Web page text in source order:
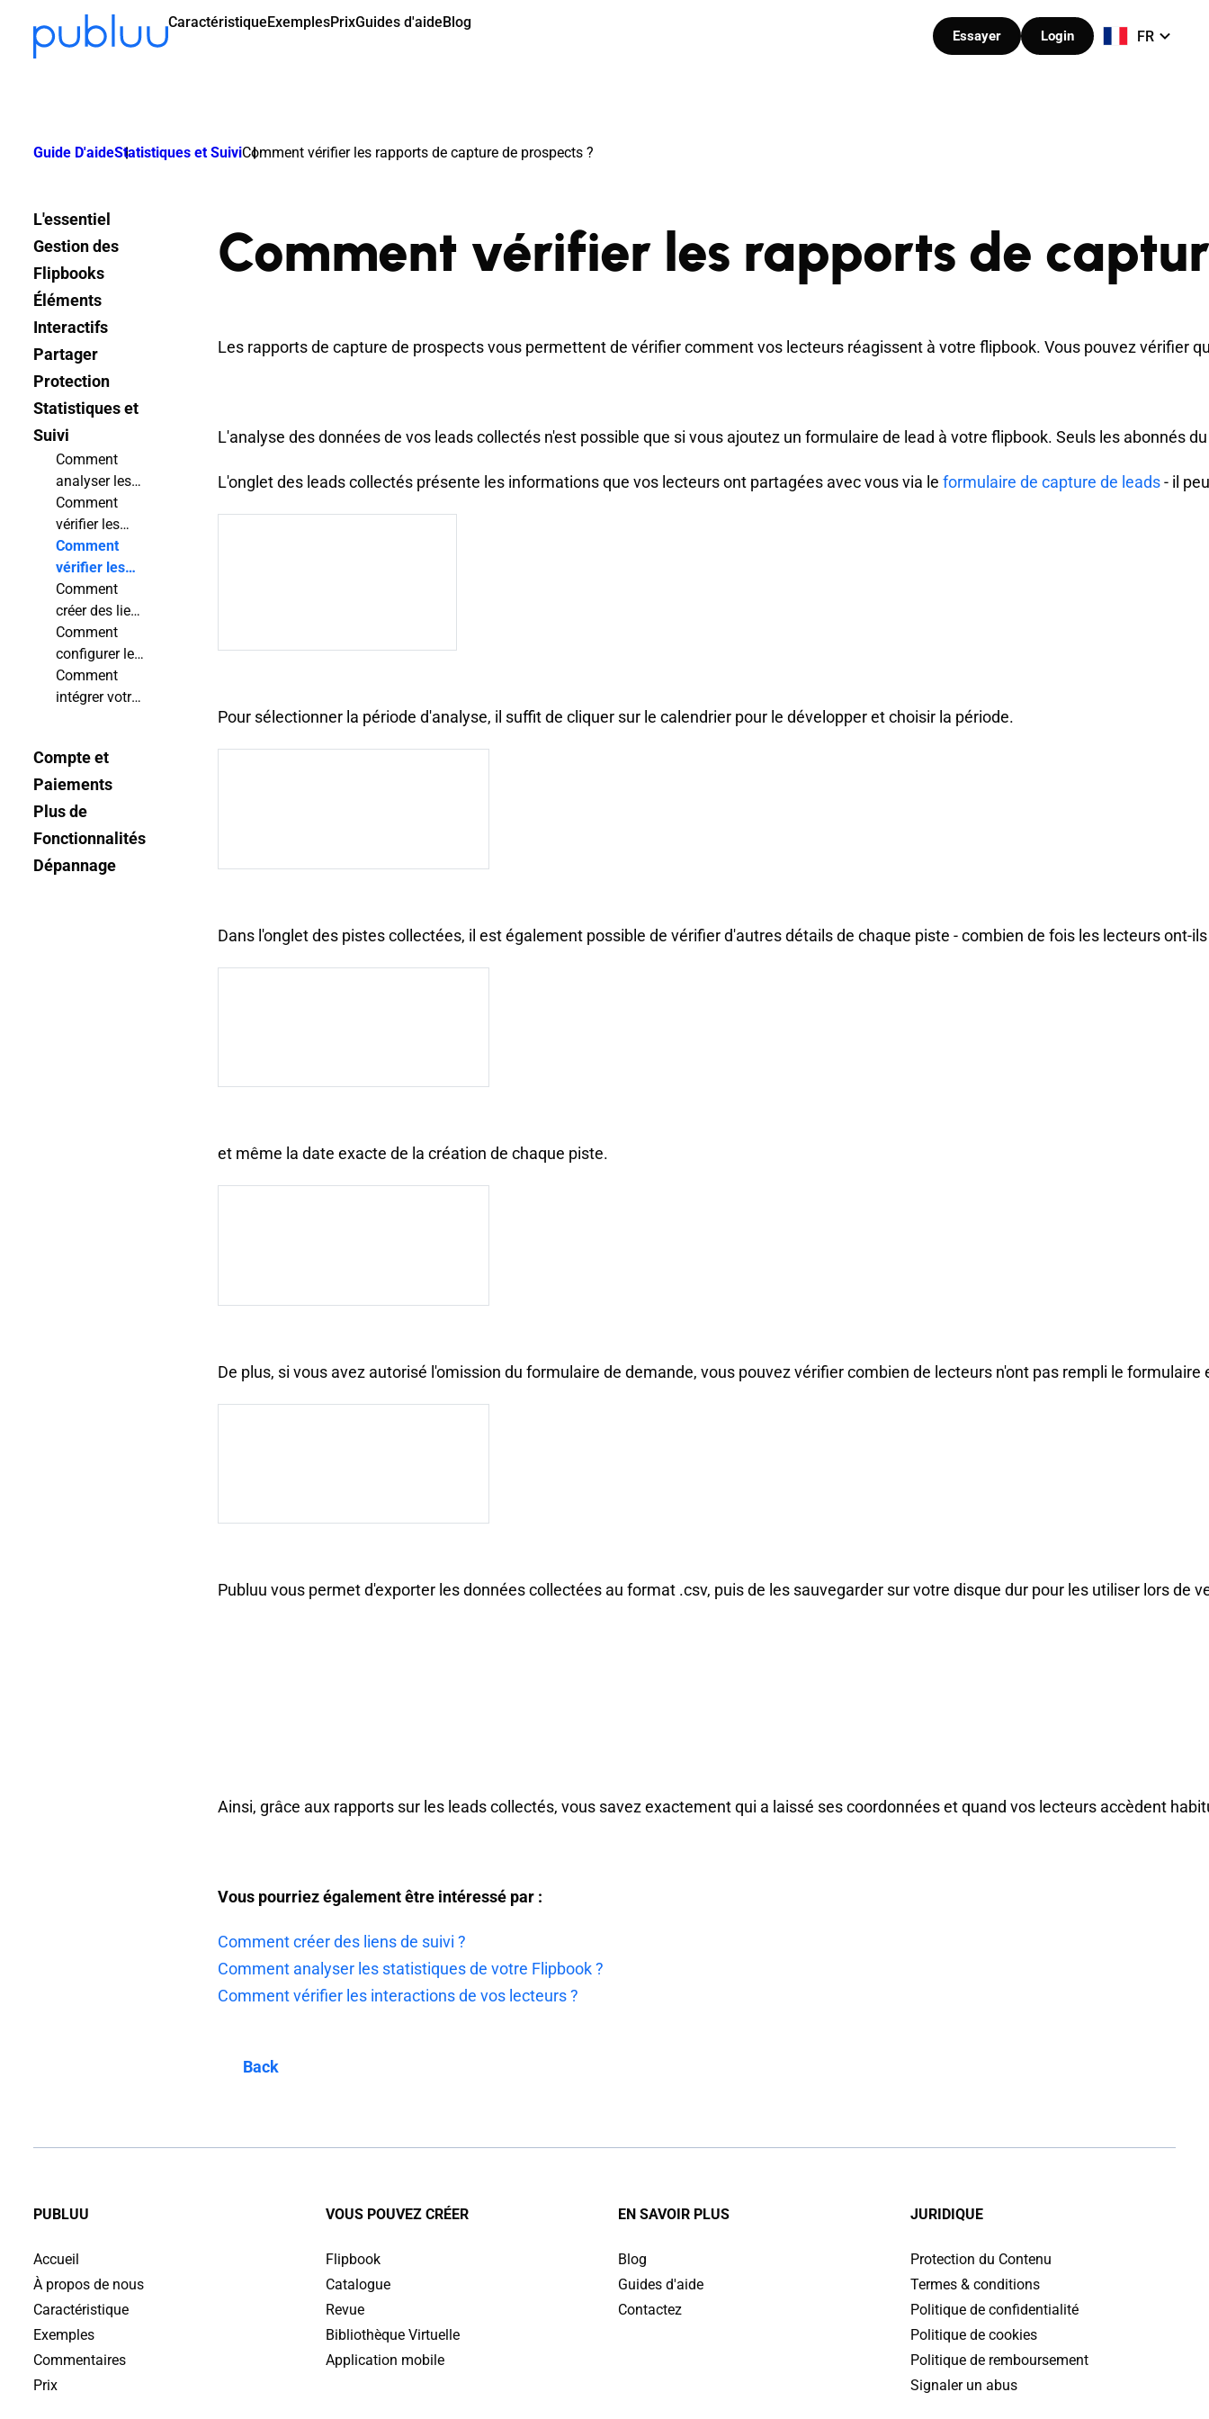
CaractéristiqueExemplesPrixGuides d'aideBlog
Essayer Login FR
Guide D'aideStatistiques et SuiviComment vérifier les rapports de capture de prospects ?
L'essentiel
Gestion des
Flipbooks
Éléments
Interactifs
Partager
Protection
Statistiques et
Suivi
Comment
analyser les
statistiques
de votre
flipbook ?
Comment
vérifier les
interactions
de vos
lecteurs ?
Comment
vérifier les
rapports de
capture de
prospects ?
Comment
créer des liens
de suivi ?
Comment
configurer les
notifications
d'affichage
Comment
intégrer votre
Analytics ?
Compte et
Paiements
Plus de
Fonctionnalités
Dépannage
Comment vérifier les rapports de
Les rapports de capture de prospects vous permettent de vérifier comment vos lecteurs réagissent à votre flipbook. Vous pouvez
L'analyse des données de vos leads collectés n'est possible que si vous ajoutez un formulaire de lead à votre flipbook. Seuls les
L'onglet des leads collectés présente les informations que vos lecteurs ont partagées avec vous via le formulaire de capture de leads- il
Pour sélectionner la période d'analyse, il suffit de cliquer sur le calendrier pour le développer et choisir la période.
Dans l'onglet des pistes collectées, il est également possible de vérifier d'autres détails de chaque piste - combien de fois les lecteursont-
et même la date exacte de la création de chaque piste.
De plus, si vous avez autorisé l'omission du formulaire de demande, vous pouvez vérifier combien de lecteurs n'ont pas rempli le
Publuu vous permet d'exporter les données collectées au format .csv, puis de les sauvegarder sur votre disque dur pour les utiliser lors de
Ainsi, grâce aux rapports sur les leads collectés, vous savez exactement qui a laissé ses coordonnées et quand vos lecteurs accèdent
Vous pourriez également être intéressé par :
Comment créer des liens de suivi ?
Comment analyser les statistiques de votre Flipbook ?
Comment vérifier les interactions de vos lecteurs ?
Back
PUBLUU
Accueil
À propos de nous
Caractéristique
Exemples
Commentaires
Prix
VOUS POUVEZ CRÉER
Flipbook
Catalogue
Revue
Bibliothèque Virtuelle
Application mobile
EN SAVOIR PLUS
Blog
Guides d'aide
Contactez
JURIDIQUE
Protection du Contenu
Termes & conditions
Politique de confidentialité
Politique de cookies
Politique de remboursement
Signaler un abus